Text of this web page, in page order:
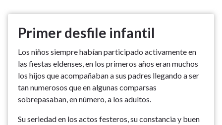
Primer desfile infantil
Los niños siempre habían participado activamente en
las fiestas eldenses, en los primeros años eran muchos
los hijos que acompañaban a sus padres llegando a ser
tan numerosos que en algunas comparsas
sobrepasaban, en número, a los adultos.
Su seriedad en los actos festeros, su constancia y buen